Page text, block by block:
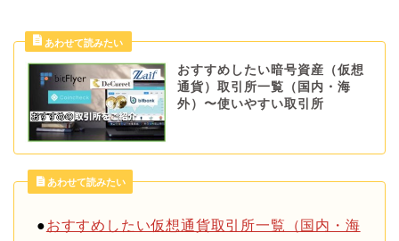
おすすめしたい暗号資産（仮想
通貨）取引所一覧（国内・海
外）〜使いやすい取引所
あわせて読みたい
●おすすめしたい仮想通貨取引所一覧（国内・海